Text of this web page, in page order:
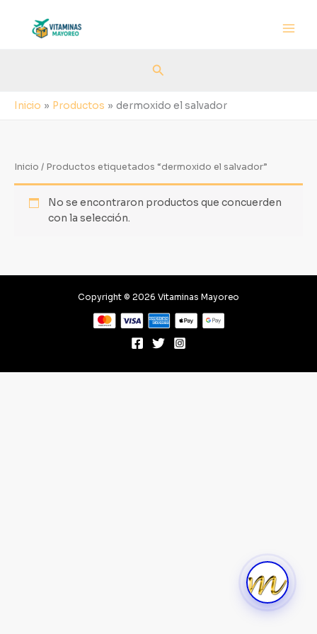
contenido
Buscar
Inicio Productos dermoxido el salvador
Inicio / Productos etiquetados “dermoxido el salvador”
No se encontraron productos que concuerden
con la selección.
Copyright © 2026 Vitaminas Mayoreo